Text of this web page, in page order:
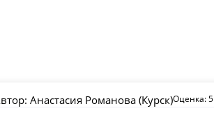
Анастасия Романова (Курск)Оценка: 5